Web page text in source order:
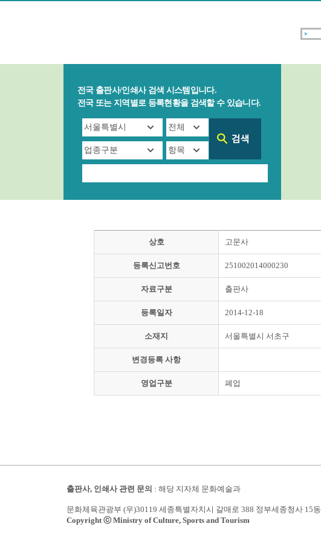
전국 출판사/인쇄사 검색 시스템입니다.
전국 또는 지역별로 등록현황을 검색할 수 있습니다.
상호 고문사
등록신고번호 251002014000230
자료구분 출판사
등록일자 2014-12-18
소재지 서울특별시 서초구
변경등록 사항
영업구분 폐업
출판사, 인쇄사 관련 문의 : 해당 지자체 문화예술과
문화체육관광부 (우)30119 세종특별자치시 갈매로 388 정부세종청사 15동
Copyright ⓒ Ministry of Culture, Sports and Tourism